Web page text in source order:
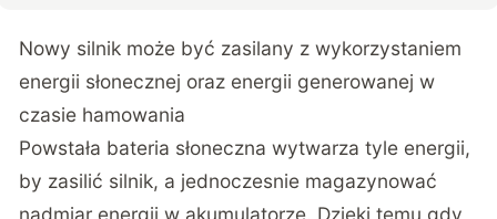
Nowy silnik może być zasilany z wykorzystaniem
energii słonecznej oraz energii generowanej w
czasie hamowania
Powstała bateria słoneczna wytwarza tyle energii,
by zasilić silnik, a jednoczesnie magazynować
nadmiar energii w akumulatorze. Dzięki temu gdy